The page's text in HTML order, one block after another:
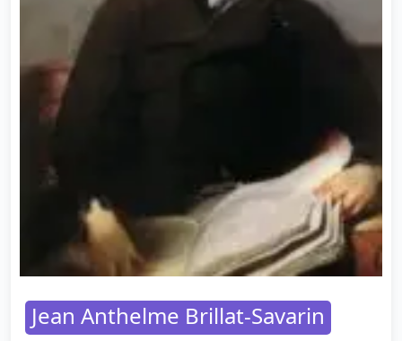
Jean Anthelme Brillat-Savarin